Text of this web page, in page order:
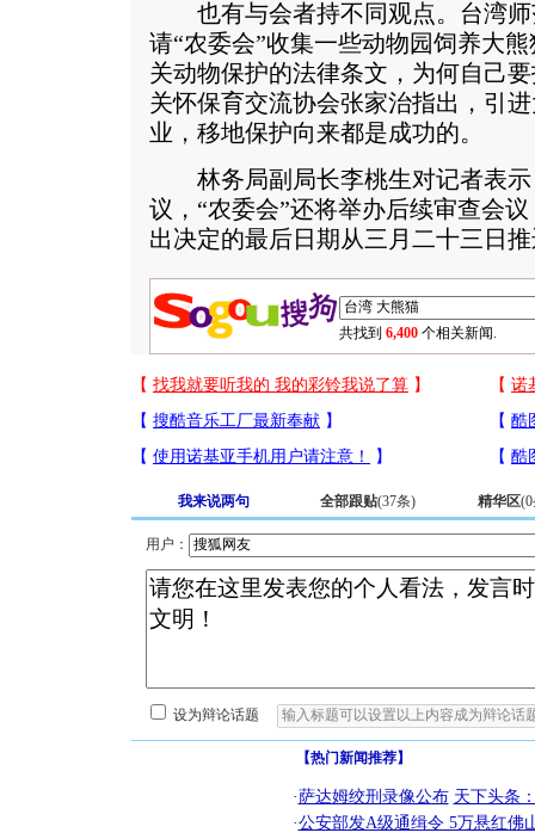
也有与会者持不同观点。台湾师
请“农委会”收集一些动物园饲养大
关动物保护的法律条文，为何自己
关怀保育交流协会张家治指出，引
业，移地保护向来都是成功的。
林务局副局长李桃生对记者表示
议，“农委会”还将举办后续审查会
出决定的最后日期从三月二十三日
共找到 6,400 个相关新闻.
我来说两句 全部跟贴(37条) 精华区(0
用户：
设为辩论话题
【热门新闻推荐】
·萨达姆绞刑录像公布 天下头条
·公安部发A级通缉令 5万悬红佛